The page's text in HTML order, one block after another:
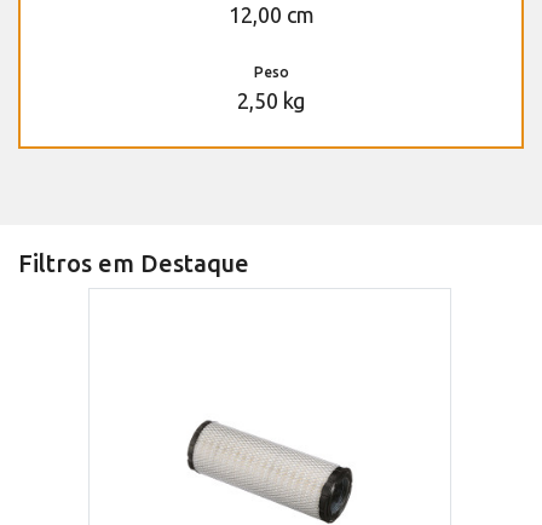
12,00 cm
Peso
2,50 kg
Filtros em Destaque